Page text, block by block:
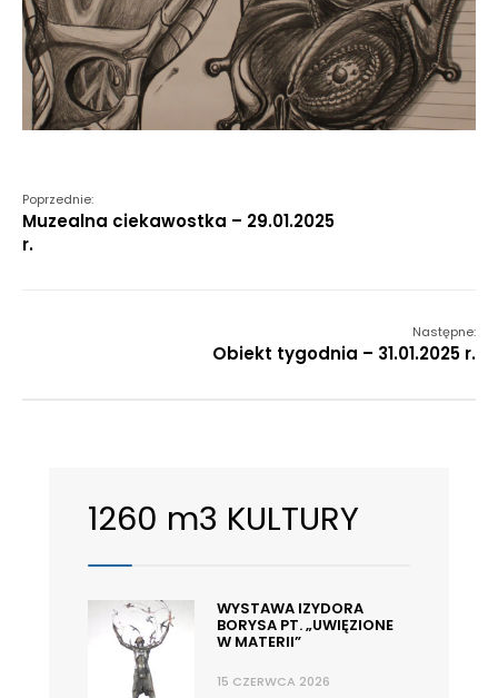
Poprzednie:
Muzealna ciekawostka – 29.01.2025
r.
Następne:
Obiekt tygodnia – 31.01.2025 r.
1260 m3 KULTURY
WYSTAWA IZYDORA
BORYSA PT. „UWIĘZIONE
W MATERII”
15 CZERWCA 2026